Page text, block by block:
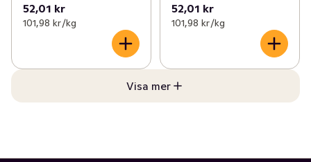
52,01 kr
101,98 kr /kg
52,01 kr
101,98 kr /kg
Visa mer